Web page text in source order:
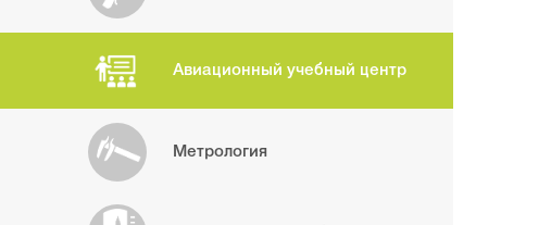
Авиационный учебный центр
Метрология